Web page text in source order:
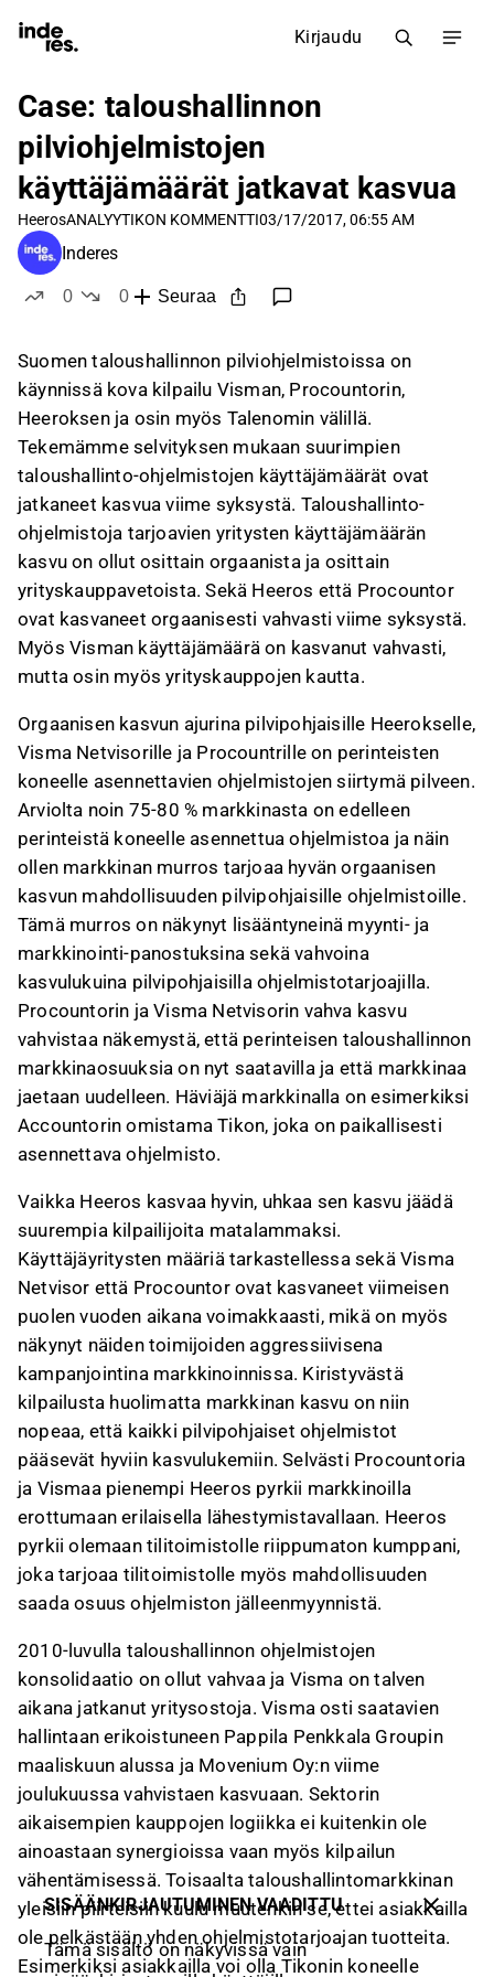
Kirjaudu
Case: taloushallinnon
pilviohjelmistojen
käyttäjämäärät jatkavat kasvua
HeerosANALYYTIKON KOMMENTTI03/17/2017, 06:55 AM
Inderes
0
0
Seuraa
Suomen taloushallinnon pilviohjelmistoissa on
käynnissä kova kilpailu Visman, Procountorin,
Heeroksen ja osin myös Talenomin välillä.
Tekemämme selvityksen mukaan suurimpien
taloushallinto-ohjelmistojen käyttäjämäärät ovat
jatkaneet kasvua viime syksystä. Taloushallinto-
ohjelmistoja tarjoavien yritysten käyttäjämäärän
kasvu on ollut osittain orgaanista ja osittain
yrityskauppavetoista. Sekä Heeros että Procountor
ovat kasvaneet orgaanisesti vahvasti viime syksystä.
Myös Visman käyttäjämäärä on kasvanut vahvasti,
mutta osin myös yrityskauppojen kautta.
Orgaanisen kasvun ajurina pilvipohjaisille Heerokselle,
Visma Netvisorille ja Procountrille on perinteisten
koneelle asennettavien ohjelmistojen siirtymä pilveen.
Arviolta noin 75-80 % markkinasta on edelleen
perinteistä koneelle asennettua ohjelmistoa ja näin
ollen markkinan murros tarjoaa hyvän orgaanisen
kasvun mahdollisuuden pilvipohjaisille ohjelmistoille.
Tämä murros on näkynyt lisääntyneinä myynti- ja
markkinointi-panostuksina sekä vahvoina
kasvulukuina pilvipohjaisilla ohjelmistotarjoajilla.
Procountorin ja Visma Netvisorin vahva kasvu
vahvistaa näkemystä, että perinteisen taloushallinnon
markkinaosuuksia on nyt saatavilla ja että markkinaa
jaetaan uudelleen. Häviäjä markkinalla on esimerkiksi
Accountorin omistama Tikon, joka on paikallisesti
asennettava ohjelmisto.
Vaikka Heeros kasvaa hyvin, uhkaa sen kasvu jäädä
suurempia kilpailijoita matalammaksi.
Käyttäjäyritysten määriä tarkastellessa sekä Visma
Netvisor että Procountor ovat kasvaneet viimeisen
puolen vuoden aikana voimakkaasti, mikä on myös
näkynyt näiden toimijoiden aggressiivisena
kampanjointina markkinoinnissa. Kiristyvästä
kilpailusta huolimatta markkinan kasvu on niin
nopeaa, että kaikki pilvipohjaiset ohjelmistot
pääsevät hyviin kasvulukemiin. Selvästi Procountoria
ja Vismaa pienempi Heeros pyrkii markkinoilla
erottumaan erilaisella lähestymistavallaan. Heeros
pyrkii olemaan tilitoimistolle riippumaton kumppani,
joka tarjoaa tilitoimistolle myös mahdollisuuden
saada osuus ohjelmiston jälleenmyynnistä.
2010-luvulla taloushallinnon ohjelmistojen
konsolidaatio on ollut vahvaa ja Visma on talven
aikana jatkanut yritysostoja. Visma osti saatavien
hallintaan erikoistuneen Pappila Penkkala Groupin
maaliskuun alussa ja Movenium Oy:n viime
joulukuussa vahvistaen kasvuaan. Sektorin
aikaisempien kauppojen logiikka ei kuitenkin ole
ainoastaan synergioissa vaan myös kilpailun
vähentämisessä. Toisaalta taloushallintomarkkinan
yleisiin piirteisiin kuulu muutenkin se, ettei asiakkailla
ole pelkästään yhden ohjelmistotarjoajan tuotteita.
Esimerkiksi asiakkailla voi olla Tikonin koneelle
SISÄÄNKIRJAUTUMINEN VAADITTU
Tämä sisältö on näkyvissä vain